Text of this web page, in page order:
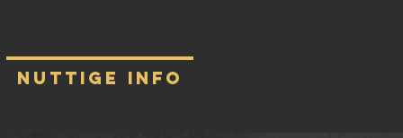
nuttige info